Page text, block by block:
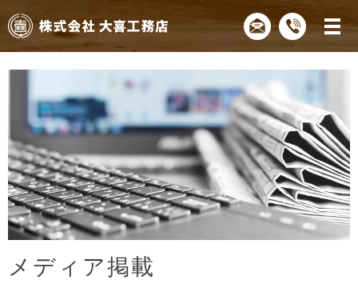
メ ディ ア掲載